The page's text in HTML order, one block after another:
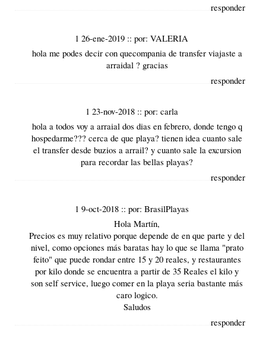
responder
1 26-ene-2019 ::por:VALERIA
hola me podes decir con quecompania de transfer viajaste a
arraidal ? gracias
responder
1 23-nov-2018 :: por: carla
hola a todos voy a arraial dos dias en febrero, donde tengo q
hospedarme??? cerca de que playa? tienen idea cuanto sale
el transfer desde buzios a arrail? y cuanto sale la excursion
para recordar las bellas playas?
responder
1 9-oct-2018 :: por: BrasilPlayas
Hola Martín,
Precios es muy relativo porque depende de en que parte y del
nivel, como opciones más baratas hay lo que se llama "prato
feito" que puede rondar entre 15 y 20 reales, y restaurantes
por kilo donde se encuentra a partir de 35 Reales el kilo y
son self service, luego comer en la playa seria bastante más
caro logico.
Saludos
responder